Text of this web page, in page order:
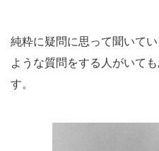
純粋に疑問に思って聞いて
ような質問をする人がいて
す。